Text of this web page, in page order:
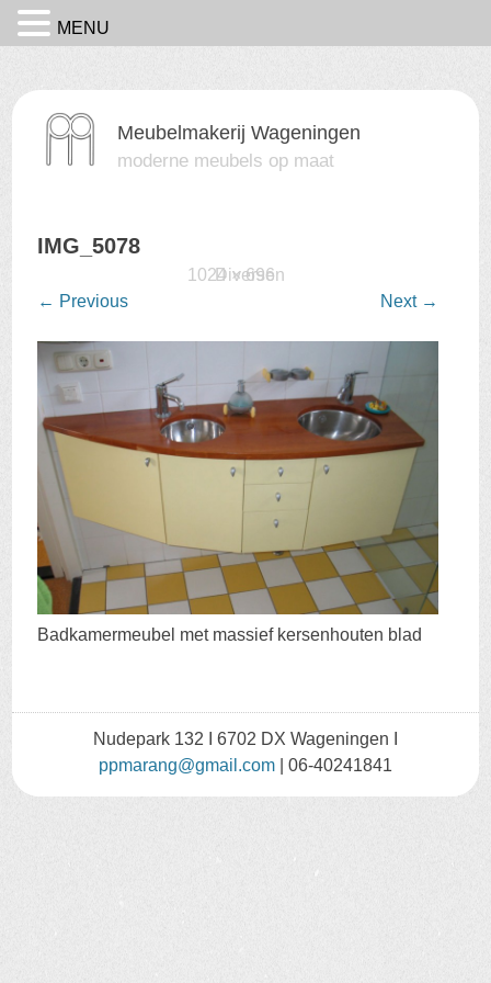
Meubelmakerij Wageningen
moderne meubels op maat
IMG_5078
16 februari 2016at
1024 × 696in
Diversen
← Previous Next →
Badkamermeubel met massief kersenhouten blad
Nudepark 132 I 6702 DX Wageningen I
ppmarang@gmail.com | 06-40241841
MENU